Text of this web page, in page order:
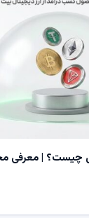
چیست؟ | معرفی